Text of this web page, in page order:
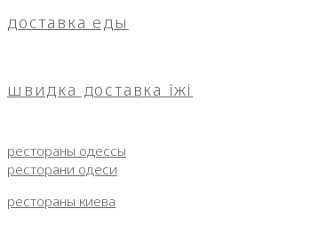
доставка еды
швидка доставка їжі
рестораны одессы
ресторани одеси
рестораны киева